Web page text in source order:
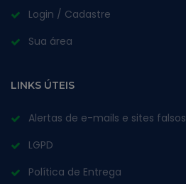
Login / Cadastre
Sua área
LINKS ÚTEIS
Alertas de e-mails e sites falsos
LGPD
Política de Entrega